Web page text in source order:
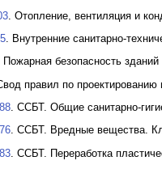
. Отопление, вентиляция и
. Внутренние санитарно-
Пожарная безопасность
правил по
. ССБТ. Общие санитарно-
. ССБТ. Вредные вещества.
. ССБТ. Переработка